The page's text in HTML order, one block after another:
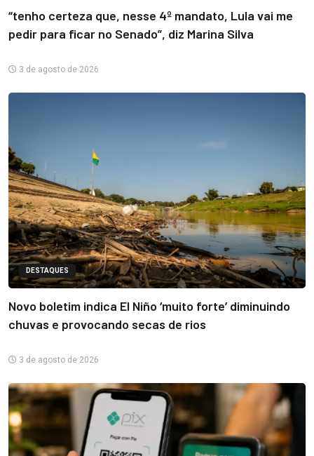
“tenho certeza que, nesse 4º mandato, Lula vai me
pedir para ficar no Senado”, diz Marina Silva
3 de agosto de 2026
DESTAQUES
Novo boletim indica El Niño ‘muito forte’ diminuindo
chuvas e provocando secas de rios
3 de agosto de 2026